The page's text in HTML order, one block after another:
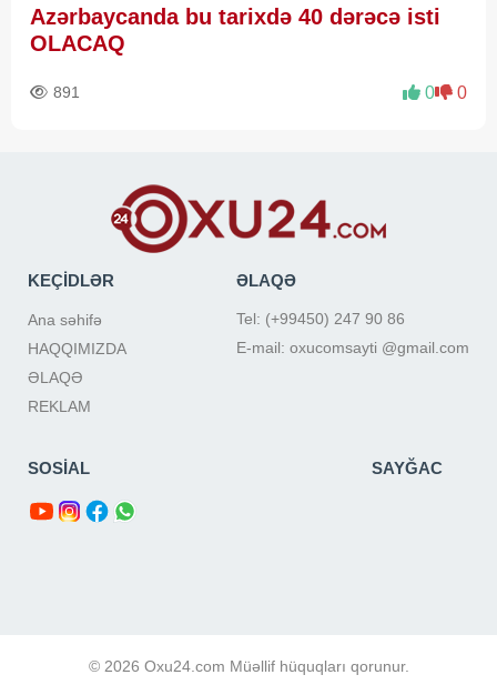
Azərbaycanda bu tarixdə 40 dərəcə isti
OLACAQ
891 0 0
KEÇİDLƏR
Ana səhifə
HAQQIMIZDA
ƏLAQƏ
REKLAM
ƏLAQƏ
Tel: (+99450) 247 90 86
E-mail: oxucomsayti @gmail.com
SOSİAL SAYĞAC
© 2026 Oxu24.com Müəllif hüquqları qorunur.